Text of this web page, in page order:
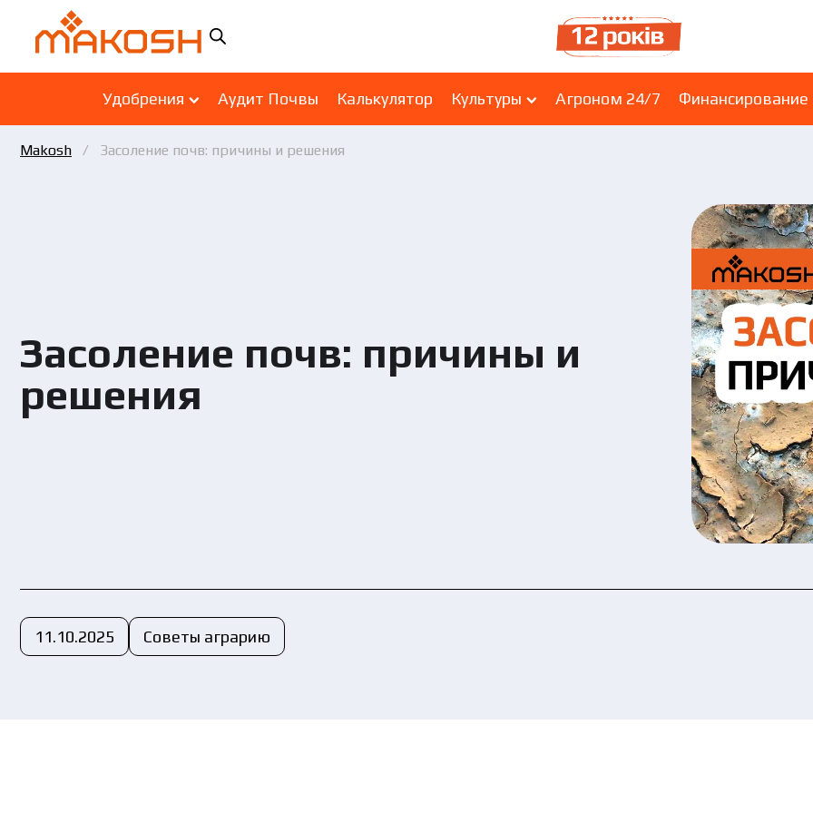
Удобрения Аудит Почвы Калькулятор Культуры Агроном 24/7 Финансирование
Makosh Засоление почв: причины и решения
Засоление почв: причины и
решения
11.10.2025 Советы аграрию
Вы ознакомились и соглашаетесь с политикой